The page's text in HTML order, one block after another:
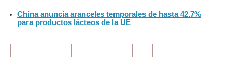
Finanzas Personales
China anuncia aranceles temporales de hasta 42.7%
para productos lácteos de la UE